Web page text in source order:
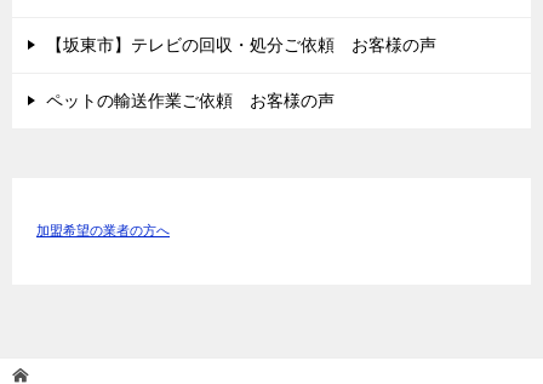
【坂東市】テレビの回収・処分ご依頼 お客様の声
ペットの輸送作業ご依頼 お客様の声
加盟希望の業者の方へ